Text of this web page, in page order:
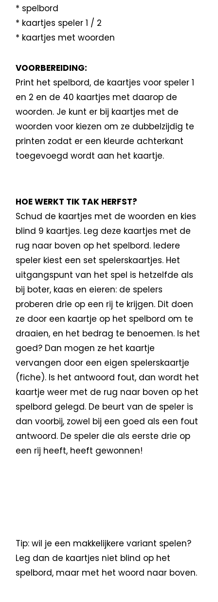
* spelbord
* kaartjes speler 1 / 2
* kaartjes met woorden
VOORBEREIDING:
Print het spelbord, de kaartjes voor speler 1
en 2 en de 40 kaartjes met daarop de
woorden. Je kunt er bij kaartjes met de
woorden voor kiezen om ze dubbelzijdig te
printen zodat er een kleurde achterkant
toegevoegd wordt aan het kaartje.
HOE WERKT TIK TAK HERFST?
Schud de kaartjes met de woorden en kies
blind 9 kaartjes. Leg deze kaartjes met de
rug naar boven op het spelbord. Iedere
speler kiest een set spelerskaartjes. Het
uitgangspunt van het spel is hetzelfde als
bij boter, kaas en eieren: de spelers
proberen drie op een rij te krijgen. Dit doen
ze door een kaartje op het spelbord om te
draaien, en het bedrag te benoemen. Is het
goed? Dan mogen ze het kaartje
vervangen door een eigen spelerskaartje
(fiche). Is het antwoord fout, dan wordt het
kaartje weer met de rug naar boven op het
spelbord gelegd. De beurt van de speler is
dan voorbij, zowel bij een goed als een fout
antwoord. De speler die als eerste drie op
een rij heeft, heeft gewonnen!
Tip: wil je een makkelijkere variant spelen?
Leg dan de kaartjes niet blind op het
spelbord, maar met het woord naar boven.